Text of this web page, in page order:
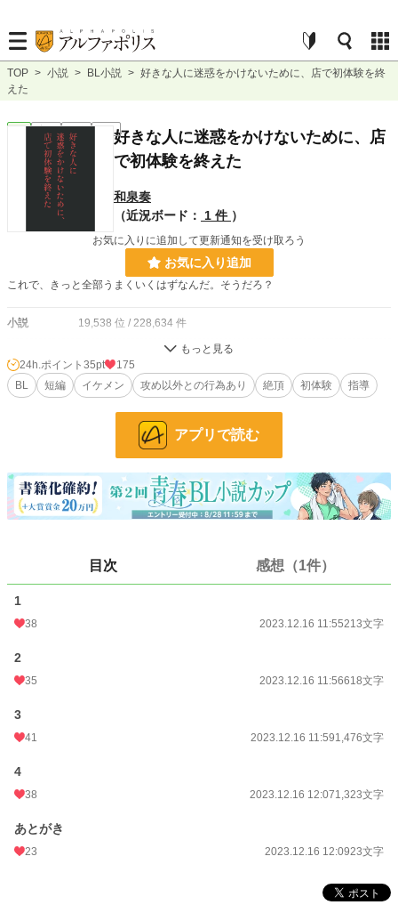
TOP > 小説 > BL小説 > 好きな人に迷惑をかけないために、店で初体験を終
えた
完結 短編
好きな人に迷惑をかけないために、店
で初体験を終えた
和泉奏
（近況ボード：
1 件 ）
お気に入りに追加して更新通知を受け取ろう
お気に入り追加
これで、きっと全部うまくいくはずなんだ。そうだろ？
小説 19,538 位 / 228,634 件
4,808 位 / 31,391 件
お気に入り 37
更新日時 2023.12.16 12:09
初回公開日時 2023.12.16 11:55
302 pt (19,843 位)
月間ポイント
累計ポイント
24h.ポイント 35pt
175
BL
短編 イケメン 攻め以外との行為あり 絶頂 初体験 指導
アプリで読む
目次 感想（1件）
1
38 2023.12.16 11:55213文字
2
35 2023.12.16 11:56618文字
3
41 2023.12.16 11:591,476文字
4
38 2023.12.16 12:071,323文字
あとがき
23 2023.12.16 12:0923文字